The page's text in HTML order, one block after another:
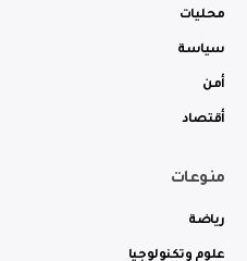
محليات
سياسة
أمن
أقتصاد
منوعات
رياضة
علوم وتكنولوجيا